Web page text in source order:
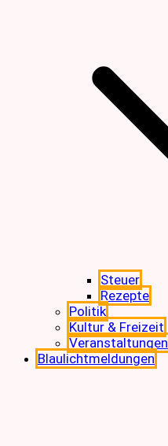
Steuer
Rezepte
Politik
Kultur & Freizeit
Veranstaltungen
Blaulichtmeldungen